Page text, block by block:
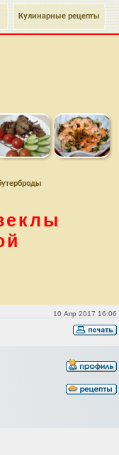
Кулинарные рецепты
10 Апр 2017 16:06